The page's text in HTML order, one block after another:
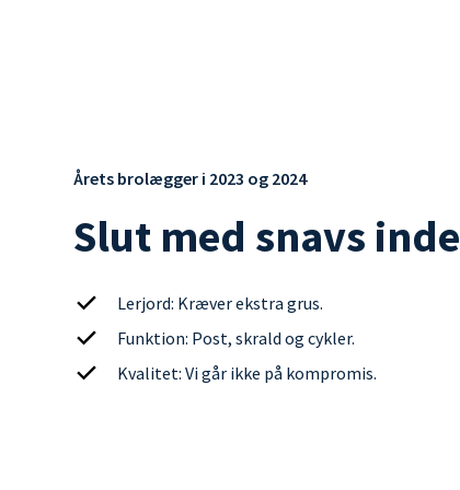
Årets brolægger i 2023 og 2024
Slut med snavs inde
Lerjord: Kræver ekstra grus.
Funktion: Post, skrald og cykler.
Kvalitet: Vi går ikke på kompromis.